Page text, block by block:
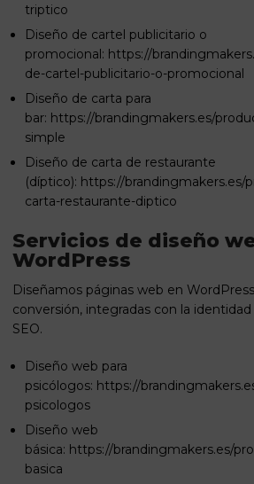
triptico
Diseño de cartel publicitario o
promocional: https://
de-cartel-publicitario-o-promocional
Diseño de carta para
bar: https://brandingmakers.es/
simple
Diseño de carta de restaurante
(díptico): https://brandingmakers.es/
carta-restaurante-diptico
Servicios de diseño
WordPress
Diseñamos páginas web en
conversión, integradas con la
SEO.
Diseño web para
psicólogos: https://
psicologos
Diseño web
básica: https://brandingmakers.es/
basica